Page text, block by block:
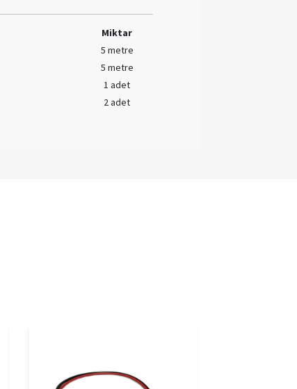
Miktar
5 metre
5 metre
1 adet
2 adet